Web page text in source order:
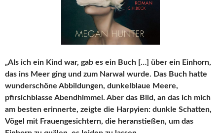
„Als ich ein Kind war, gab es ein Buch […] über ein Einhorn,
das ins Meer ging und zum Narwal wurde. Das Buch hatte
wunderschöne Abbildungen, dunkelblaue Meere,
pfirsichblasse Abendhimmel. Aber das Bild, an das ich mich
am besten erinnerte, zeigte die Harpyien: dunkle Schatten,
Vögel mit Frauengesichtern, die heranstießen, um das